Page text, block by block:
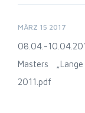
MÄRZ 15 2017
08.04.-
Masters
2011.pdf